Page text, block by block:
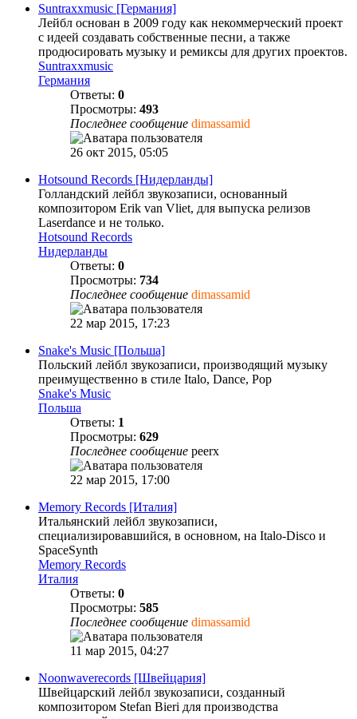
Suntraxxmusic [Германия]
Лейбл основан в 2009 году как некоммерческий проект
с идеей создавать собственные песни, а также
продюсировать музыку и ремиксы для других проектов.
Suntraxxmusic
Германия
Ответы: 0
Просмотры: 493
Последнее сообщение dimassamid
26 окт 2015, 05:05
Hotsound Records [Нидерланды]
Голландский лейбл звукозаписи, основанный
композитором Erik van Vliet, для выпуска релизов
Laserdance и не только.
Hotsound Records
Нидерланды
Ответы: 0
Просмотры: 734
Последнее сообщение dimassamid
22 мар 2015, 17:23
Snake's Music [Польша]
Польский лейбл звукозаписи, производящий музыку
преимущественно в стиле Italo, Dance, Pop
Snake's Music
Польша
Ответы: 1
Просмотры: 629
Последнее сообщение peerx
22 мар 2015, 17:00
Memory Records [Италия]
Итальянский лейбл звукозаписи,
специализировавшийся, в основном, на Italo-Disco и
SpaceSynth
Memory Records
Италия
Ответы: 0
Просмотры: 585
Последнее сообщение dimassamid
11 мар 2015, 04:27
Noonwaverecords [Швейцария]
Швейцарский лейбл звукозаписи, созданный
композитором Stefan Bieri для производства